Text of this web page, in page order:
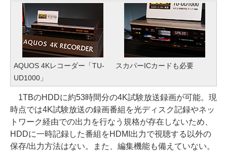
AQUOS 4Kレコーダー「TU-
UD1000」
スカパーICカードも必要
1TBのHDDに約53時間分の4K試験放送録画が可能。現
時点では4K試験放送の録画番組を光ディスク記録やネッ
トワーク経由での出力を行なう規格が存在しないため、
HDDに一時記録した番組をHDMI出力で視聴する以外の
保存/出力方法はない。また、編集機能も備えていない。